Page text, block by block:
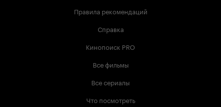
Правила рекомендаций
Справка
Кинопоиск PRO
Все фильмы
Все сериалы
Что посмотреть